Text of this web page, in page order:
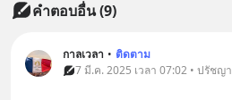
คำตอบอื่น(9)
กาลเวลา • ติดตาม
7 มี.ค. 2025 เวลา 07:02 • ปรัชญา